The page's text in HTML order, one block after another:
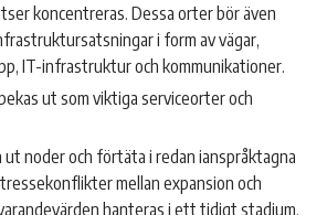
koncentreras. Dessa orter bör även
i form av vägar,
IT-infrastruktur och kommunikationer.
ut som viktiga serviceorter och
ut noder och förtäta i redan ianspråktagna
mellan expansion och
hanteras i ett tidigt stadium.